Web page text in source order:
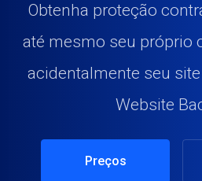
Obtenha proteção
até mesmo seu próprio
acidentalmente seu
Website
Preços